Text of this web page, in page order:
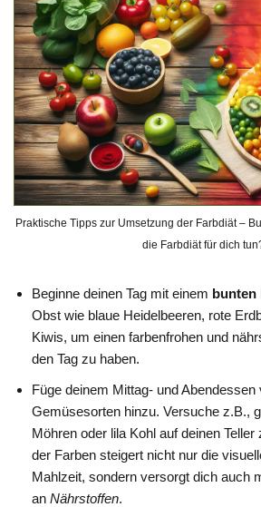
Praktische Tipps zur Umsetzung der Farbdiät –
die Farbdiät für dich
Beginne deinen Tag mit einem bunten
Obst wie blaue Heidelbeeren, rote
Kiwis, um einen farbenfrohen und
den Tag zu haben.
Füge deinem Mittag- und Abendessen
Gemüsesorten hinzu. Versuche z.B.,
Möhren oder lila Kohl auf deinen
der Farben steigert nicht nur die
Mahlzeit, sondern versorgt dich auch
an Nährstoffen.